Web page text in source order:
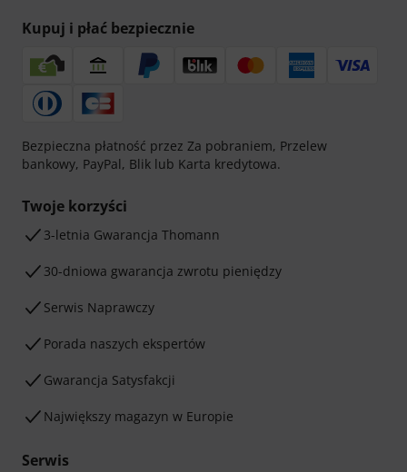
Kupuj i płać bezpiecznie
Bezpieczna płatność przez Za pobraniem, Przelew
bankowy, PayPal, Blik lub Karta kredytowa.
Twoje korzyści
3-letnia Gwarancja Thomann
30-dniowa gwarancja zwrotu pieniędzy
Serwis Naprawczy
Porada naszych ekspertów
Gwarancja Satysfakcji
Największy magazyn w Europie
Serwis